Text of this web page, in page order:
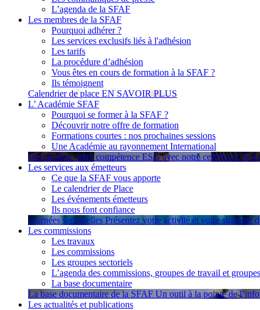
L’agenda de la SFAF
Les membres de la SFAF
Pourquoi adhérer ?
Les services exclusifs liés à l'adhésion
Les tarifs
La procédure d’adhésion
Vous êtes en cours de formation à la SFAF ?
Ils témoignent
Calendrier de place EN SAVOIR PLUS
L’ Académie SFAF
Pourquoi se former à la SFAF ?
Découvrir notre offre de formation
Formations courtes : nos prochaines sessions
Une Académie au rayonnement International
Développez votre compétence ESG avec notre certificat
Les services aux émetteurs
Ce que la SFAF vous apporte
Le calendrier de Place
Les événements émetteurs
Ils nous font confiance
Journées sectorielles Présentez votre activité et votre stratégie
Les commissions
Les travaux
Les commissions
Les groupes sectoriels
L’agenda des commissions, groupes de travail et
La base documentaire
La base documentaire de la SFAF Un outil à la pointe de
Les actualités et publications